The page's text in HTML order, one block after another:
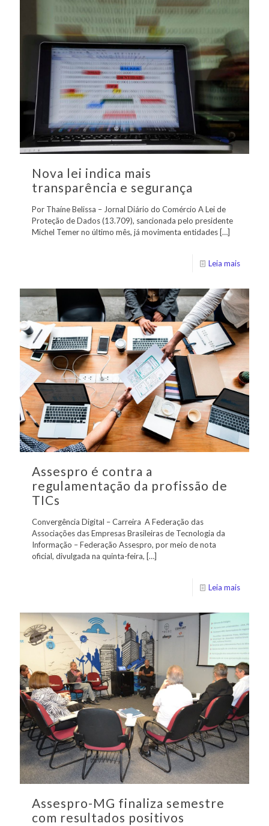
Nova lei indica mais
transparência e segurança
Por Thaíne Belissa – Jornal Diário do Comércio A Lei de
Proteção de Dados (13.709), sancionada pelo presidente
Michel Temer no último mês, já movimenta entidades […]
Leia mais
Assespro é contra a
regulamentação da profissão de
TICs
Convergência Digital – Carreira A Federação das
Associações das Empresas Brasileiras de Tecnologia da
Informação – Federação Assespro, por meio de nota
oficial, divulgada na quinta-feira, […]
Leia mais
Assespro-MG finaliza semestre
com resultados positivos